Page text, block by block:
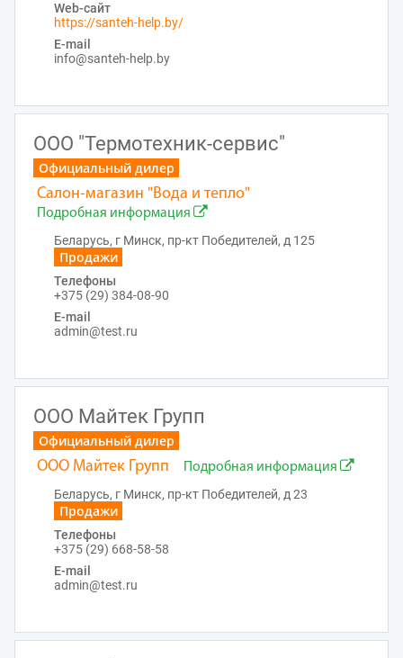
Web-сайт
https://santeh-help.by/
E-mail
info@santeh-help.by
ООО "Термотехник-сервис"
Официальный дилер
Салон-магазин "Вода и тепло"
Подробная информация
Беларусь, г Минск, пр-кт Победителей, д 125
Продажи
Телефоны
+375 (29) 384-08-90
E-mail
admin@test.ru
ООО Майтек Групп
Официальный дилер
ООО Майтек Групп
Подробная информация
Беларусь, г Минск, пр-кт Победителей, д 23
Продажи
Телефоны
+375 (29) 668-58-58
E-mail
admin@test.ru